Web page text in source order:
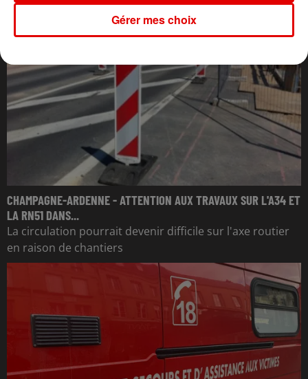
CHAMPAGNE-ARDENNE - ATTENTION AUX TRAVAUX SUR L'A34 ET
LA RN51 DANS...
La circulation pourrait devenir difficile sur l'axe routier
en raison de chantiers
Gérer mes choix